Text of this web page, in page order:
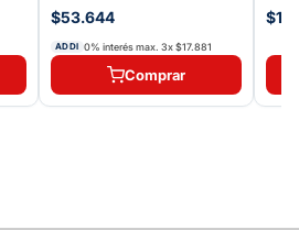
$53.644
ADDI 0% interés max. 3x$17.881
Comprar